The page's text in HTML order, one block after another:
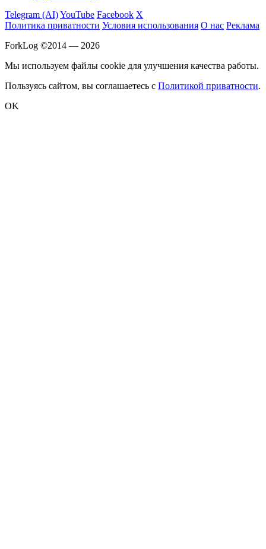
Telegram (AI)YouTube Facebook X
Политика приватности Условия использования О нас Реклама
ForkLog ©2014 — 2026
Мы используем файлы cookie для улучшения качества работы.
Пользуясь сайтом, вы соглашаетесь с Политикой приватности.
OK